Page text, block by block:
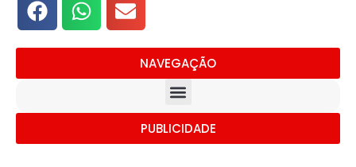
NAVEGAÇÃO
PUBLICIDADE